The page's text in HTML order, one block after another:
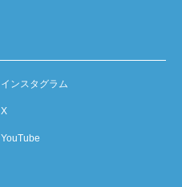
インスタグラム
X
YouTube